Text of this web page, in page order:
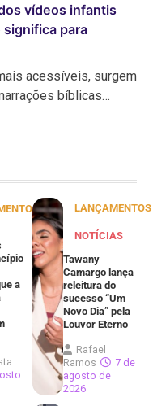
vídeos infantis
significa para
acessíveis, surgem
bíblicas…
a
LANÇAMENTOS
NOTÍCIAS
Tawany
Camargo lança
releitura do
sucesso “Um
Novo Dia” pela
Louvor Eterno
Rafael
Ramos
7 de
agosto de
2026